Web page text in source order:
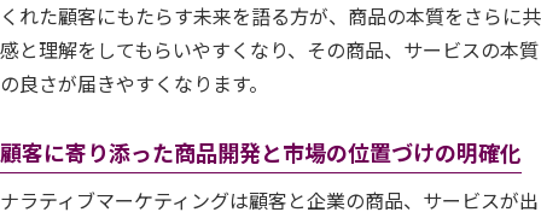
くれた顧客にもたらす未来を語る方が、商品の本質をさらに共
感と理解をしてもらいやすくなり、その商品、サービスの本質
の良さが届きやすくなります。
顧客に寄り添った商品開発と市場の位置づけの明確化
ナラティブマーケティングは顧客と企業の商品、サービスが出